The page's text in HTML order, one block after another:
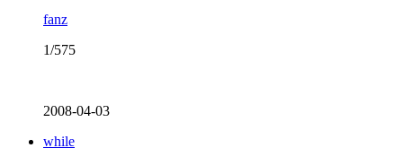
fanz
1/575
2008-04-03
while